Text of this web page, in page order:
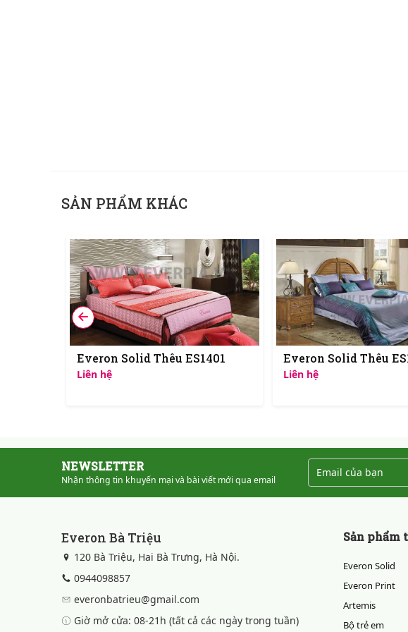
SẢN PHẨM KHÁC
Everon Solid Thêu ES1401
Liên hệ
Everon Solid Thêu
Liên hệ
NEWSLETTER
Nhận thông tin khuyến mại và bài viết mới qua email
Sản phẩm
Everon Solid
Everon Print
Artemis
Bộ trẻ em
Everon Bà Triệu
120 Bà Triệu, Hai Bà Trưng, Hà Nội.
0944098857
everonbatrieu@gmail.com
Giờ mở cửa: 08-21h (tất cả các ngày trong tuần)